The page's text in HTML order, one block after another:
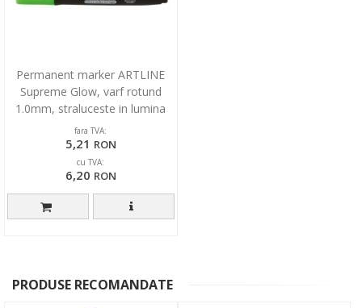
Permanent marker ARTLINE
Supreme Glow, varf rotund
1.0mm, straluceste in lumina
UV - verde
fara TVA:
5,21 RON
cu TVA:
6,20 RON
PRODUSE RECOMANDATE